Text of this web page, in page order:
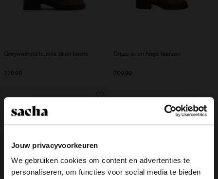
Jouw privacyvoorkeuren
We gebruiken cookies om content en advertenties te
personaliseren, om functies voor social media te bieden
Greywashed buckle biker boots
229.99
Grijze leren hoge laarzen
209.99